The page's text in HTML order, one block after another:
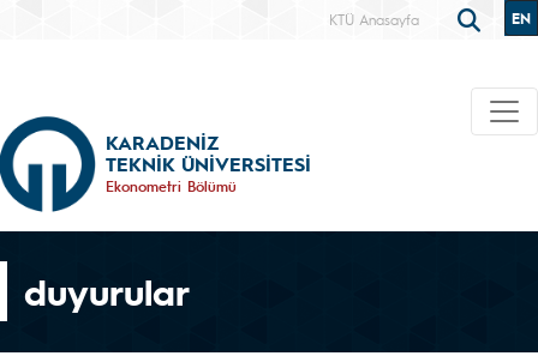
KTÜ Anasayfa EN
KARADENİZ
TEKNİK ÜNİVERSİTESİ
Ekonometri Bölümü
duyurular